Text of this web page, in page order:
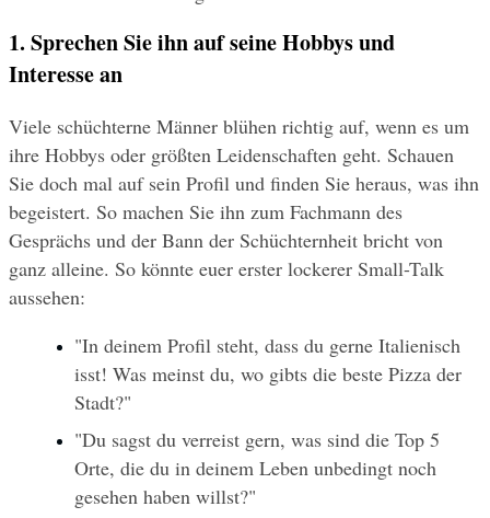
1. Sprechen Sie ihn auf seine Hobbys und
Interesse an
Viele schüchterne Männer blühen richtig auf, wenn es um
ihre Hobbys oder größten Leidenschaften geht. Schauen
Sie doch mal auf sein Profil und finden Sie heraus, was ihn
begeistert. So machen Sie ihn zum Fachmann des
Gesprächs und der Bann der Schüchternheit bricht von
ganz alleine. So könnte euer erster lockerer Small-Talk
aussehen:
"In deinem Profil steht, dass du gerne Italienisch
isst! Was meinst du, wo gibts die beste Pizza der
Stadt?"
"Du sagst du verreist gern, was sind die Top 5
Orte, die du in deinem Leben unbedingt noch
gesehen haben willst?"